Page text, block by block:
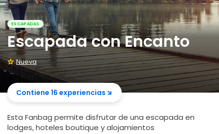
ESCAPADAS
Escapada con Encanto
Nueva
Contiene 16 experiencias
Esta Fanbag permite disfrutar de una escapada en
lodges, hoteles boutique y alojamientos